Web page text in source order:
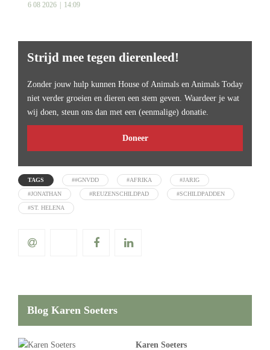
6 08 2026 14:09
Strijd mee tegen dierenleed!
Zonder jouw hulp kunnen House of Animals en Animals Today
niet verder groeien en dieren een stem geven. Waardeer je wat
wij doen, steun ons dan met een (eenmalige) donatie.
Doneer
TAGS ##GNVDD #AFRIKA #JARIG
#JONATHAN #REUZENSCHILDPAD #SCHILDPADDEN
#ST. HELENA
Blog Karen Soeters
Karen Soeters